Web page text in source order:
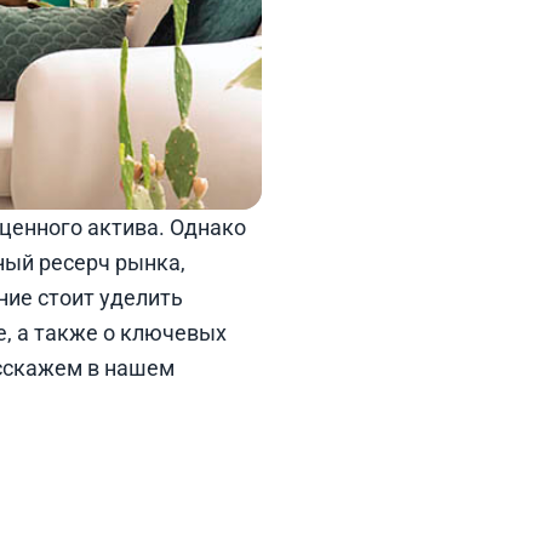
актива. Однако
ресерч рынка,
стоит уделить
а также о ключевых
в нашем